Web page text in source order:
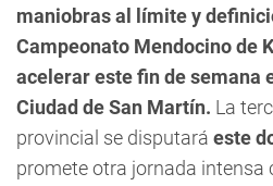
maniobras al límite y
Campeonato Mendocino de
acelerar este fin de semana
Ciudad de San Martín. La
provincial se disputará este
promete otra jornada intensa